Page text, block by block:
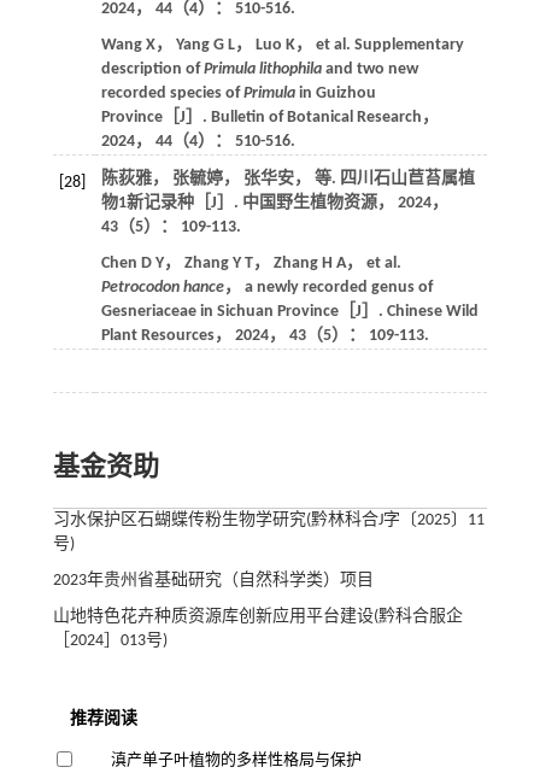
2024， 44（4）： 510-516.
Wang X， Yang G L， Luo K， et al . Supplementary
description ofPrimula lithophilaand two new
recorded species ofPrimulain Guizhou
Province［J］. Bulletin of Botanical Research ，
2024， 44（4）： 510-516.
[28] 陈荻雅， 张毓婷， 张华安， 等. 四川石山苣苔属植
物1新记录种［J］. 中国野生植物资源， 2024，
43（5）： 109-113.
Chen D Y， Zhang Y T， Zhang H A， et al .
Petrocodon hance， a newly recorded genus of
Gesneriaceae in Sichuan Province［J］. Chinese Wild
Plant Resources， 2024， 43（5）： 109-113.
基金资助
习水保护区石蝴蝶传粉生物学研究(黔林科合J字〔2025〕11
号)
2023年贵州省基础研究（自然科学类）项目
山地特色花卉种质资源库创新应用平台建设(黔科合服企
［2024］013号)